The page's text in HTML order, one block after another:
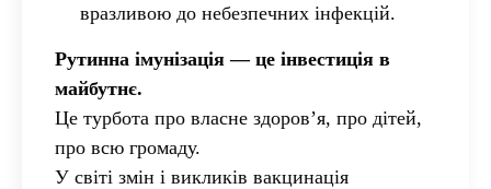
вразливою до небезпечних інфекцій.
Рутинна імунізація — це інвестиція в
майбутнє.
Це турбота про власне здоров’я, про дітей,
про всю громаду.
У світі змін і викликів вакцинація